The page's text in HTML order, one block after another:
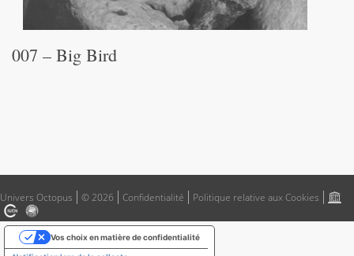
007 – Big Bird
Univers Octopus © 2026 Confidentialité Politique relative aux Cookies
Vos choix en matière de confidentialité